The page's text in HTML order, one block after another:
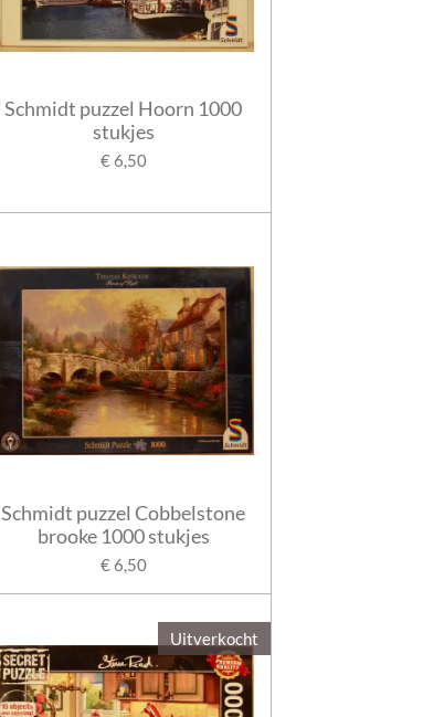
Schmidt puzzel Hoorn 1000
stukjes
€ 6,50
Schmidt puzzel Cobbelstone
brooke 1000 stukjes
€ 6,50
Uitverkocht